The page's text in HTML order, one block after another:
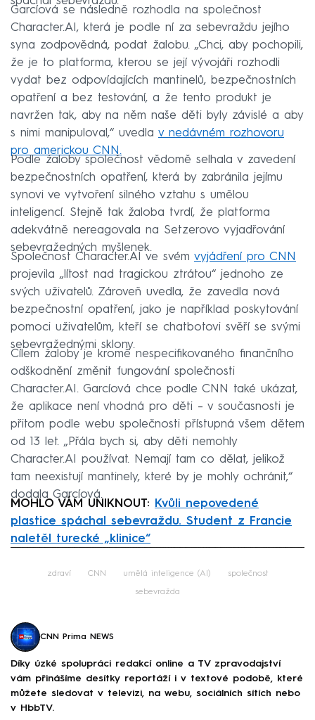
Garcíová se následně rozhodla na společnost
Character.AI, která je podle ní za sebevraždu jejího
syna zodpovědná, podat žalobu. „Chci, aby pochopili,
že je to platforma, kterou se její vývojáři rozhodli
vydat bez odpovídajících mantinelů, bezpečnostních
opatření a bez testování, a že tento produkt je
navržen tak, aby na něm naše děti byly závislé a aby
s nimi manipuloval,“ uvedla v nedávném rozhovoru
pro americkou CNN.
Podle žaloby společnost vědomě selhala v zavedení
bezpečnostních opatření, která by zabránila jejímu
synovi ve vytvoření silného vztahu s umělou
inteligencí. Stejně tak žaloba tvrdí, že platforma
adekvátně nereagovala na Setzerovo vyjadřování
sebevražedných myšlenek.
Společnost Character.AI ve svém vyjádření pro CNN
projevila „lítost nad tragickou ztrátou“ jednoho ze
svých uživatelů. Zároveň uvedla, že zavedla nová
bezpečnostní opatření, jako je například poskytování
pomoci uživatelům, kteří se chatbotovi svěří se svými
sebevražednými sklony.
Cílem žaloby je kromě nespecifikovaného finančního
odškodnění změnit fungování společnosti
Character.AI. Garcíová chce podle CNN také ukázat,
že aplikace není vhodná pro děti – v současnosti je
přitom podle webu společnosti přístupná všem dětem
od 13 let. „Přála bych si, aby děti nemohly
Character.AI používat. Nemají tam co dělat, jelikož
tam neexistují mantinely, které by je mohly ochránit,“
dodala Garcíová.
MOHLO VÁM UNIKNOUT:
Kvůli nepovedené
plastice spáchal sebevraždu. Student z Francie
naletěl turecké „klinice“
zdraví CNN umělá inteligence (AI) společnost
sebevražda
CNN Prima NEWS
Díky úzké spolupráci redakcí online a TV zpravodajství
vám přinášíme desítky reportáží i v textové podobě, které
můžete sledovat v televizi, na webu, sociálních sítích nebo
v HbbTV.